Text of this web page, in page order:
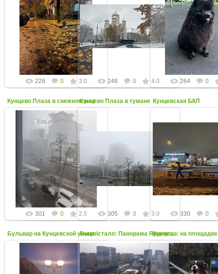
04 Ноября 2024
Осенняя красота 25 октября 2024
г.
kuntsevo-online
228 0 3.0
04 Ноября 2024
ул. Ярцевская, 1
kuntsevo-online
248 0 4.0
02 Июля
"Тучка" на
Фото от
kuntsevo-
264 0
Кунцево Плаза в снежном мае
11 Мая 2024
8 мая во время метели.
Фото Полины Щуриковой
kuntsevo-online
301 0 2.5
Кунцево Плаза в тумане
Фото: Полина Щурикова
kuntsevo-online
305 0 3.0
Кунцевская БКЛ
26 Января
Фото от Егора
kuntsevo-
330 0
Бульвар на Кунцевской улице Было\стало: Панорама Ярцевской на Молодёжной